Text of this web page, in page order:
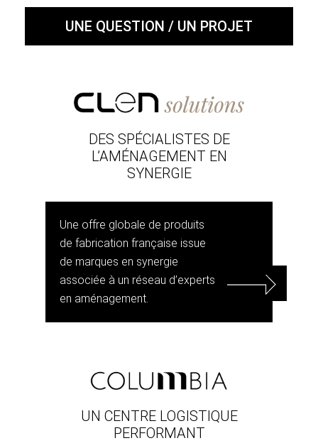
UNE QUESTION / UN PROJET
DES SPÉCIALISTES DE
L’AMÉNAGEMENT EN
SYNERGIE
Une offre globale de produits
de fabrication française issue
de marques en synergie
associée à un réseau d’experts
en aménagement.
UN CENTRE LOGISTIQUE
PERFORMANT